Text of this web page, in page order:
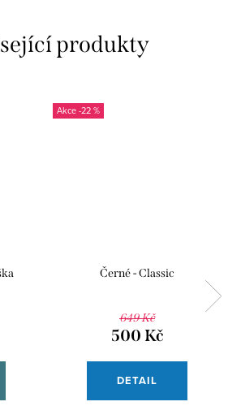
produkty
-22 %
Černé - Classic
649 Kč
500 Kč
DETAIL